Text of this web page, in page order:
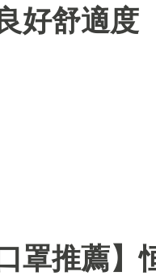
好舒適度
罩推薦